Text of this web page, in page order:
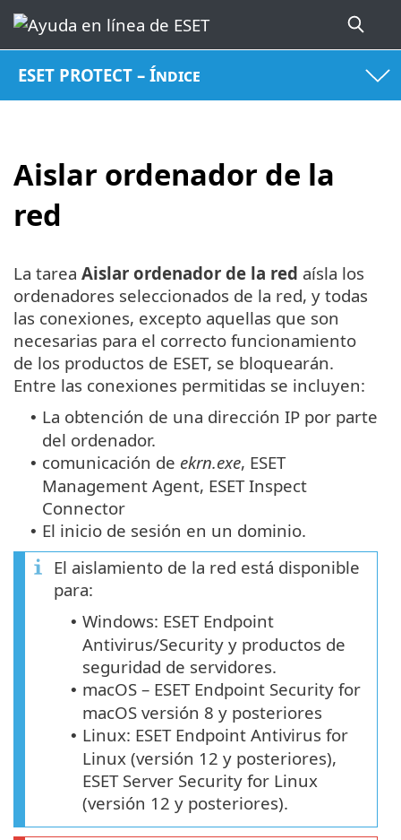
ESET PROTECT – Índice
Aislar ordenador de la
red
La tarea Aislar ordenador de la red aísla los
ordenadores seleccionados de la red, y todas
las conexiones, excepto aquellas que son
necesarias para el correcto funcionamiento
de los productos de ESET, se bloquearán.
Entre las conexiones permitidas se incluyen:
• La obtención de una dirección IP por parte
del ordenador.
• comunicación de ekrn.exe, ESET
Management Agent, ESET Inspect
Connector
• El inicio de sesión en un dominio.
El aislamiento de la red está disponible
para:
• Windows: ESET Endpoint
Antivirus/Security y productos de
seguridad de servidores.
• macOS – ESET Endpoint Security for
macOS versión 8 y posteriores
• Linux: ESET Endpoint Antivirus for
Linux (versión 12 y posteriores),
ESET Server Security for Linux
(versión 12 y posteriores).